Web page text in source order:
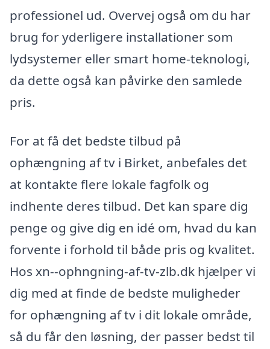
professionel ud. Overvej også om du har
brug for yderligere installationer som
lydsystemer eller smart home-teknologi,
da dette også kan påvirke den samlede
pris.
For at få det bedste tilbud på
ophængning af tv i Birket, anbefales det
at kontakte flere lokale fagfolk og
indhente deres tilbud. Det kan spare dig
penge og give dig en idé om, hvad du kan
forvente i forhold til både pris og kvalitet.
Hos xn--ophngning-af-tv-zlb.dk hjælper vi
dig med at finde de bedste muligheder
for ophængning af tv i dit lokale område,
så du får den løsning, der passer bedst til